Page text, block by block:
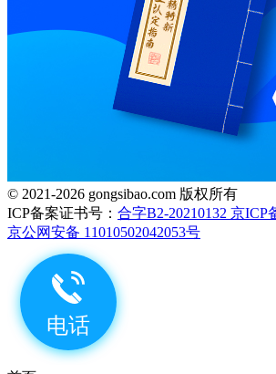
© 2021-2026 gongsibao.com 版权所有
ICP备案证书号： 合字B2-20210132 京ICP
京公网安备 11010502042053号